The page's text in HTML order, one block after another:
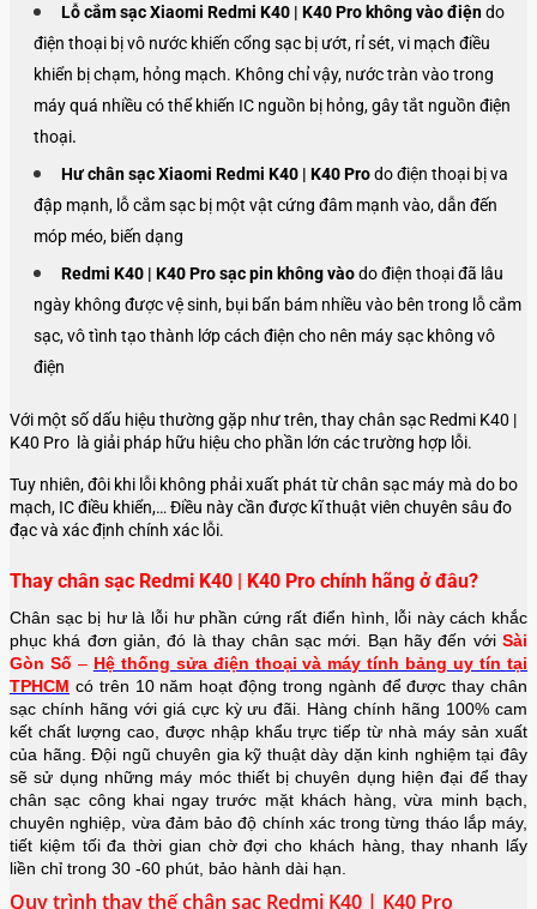
Lỗ cắm sạc Xiaomi Redmi K40 | K40 Pro không vào điệndo
điện thoại bị vô nước khiến cổng sạc bị ướt, rỉ sét, vi mạch điều
khiển bị chạm, hỏng mạch. Không chỉ vậy, nước tràn vào trong
máy quá nhiều có thể khiến IC nguồn bị hỏng, gây tắt nguồn điện
thoại.
Hư chân sạc Xiaomi Redmi K40 | K40 Prodo điện thoại bị va
đập mạnh, lỗ cắm sạc bị một vật cứng đâm mạnh vào, dẫn đến
móp méo, biến dạng
Redmi K40 | K40 Prosạc pin không vàodo điện thoại đã lâu
ngày không được vệ sinh, bụi bẩn bám nhiều vào bên trong lỗ cắm
sạc, vô tình tạo thành lớp cách điện cho nên máy sạc không vô
điện
Với một số dấu hiệu thường gặp như trên, thay chân sạc Redmi K40 |
K40 Pro là giải pháp hữu hiệu cho phần lớn các trường hợp lỗi.
Tuy nhiên, đôi khi lỗi không phải xuất phát từ chân sạc máy mà do bo
mạch, IC điều khiển,… Điều này cần được kĩ thuật viên chuyên sâu đo
đạc và xác định chính xác lỗi.
Thay chân sạc Redmi K40 | K40 Pro chính hãng ở đâu?
Chân sạc bị hư là lỗi hư phần cứng rất điển hình, lỗi này cách khắc
phục khá đơn giản, đó là thay chân sạc mới. Bạn hãy đến với Sài
Gòn Số – Hệ thống sửa điện thoại và máy tính bảng uy tín tại
TPHCM có trên 10 năm hoạt động trong ngành để được thay chân
sạc chính hãng với giá cực kỳ ưu đãi. Hàng chính hãng 100% cam
kết chất lượng cao, được nhập khẩu trực tiếp từ nhà máy sản xuất
của hãng. Đội ngũ chuyên gia kỹ thuật dày dặn kinh nghiệm tại đây
sẽ sử dụng những máy móc thiết bị chuyên dụng hiện đại để thay
chân sạc công khai ngay trước mặt khách hàng, vừa minh bạch,
chuyên nghiệp, vừa đảm bảo độ chính xác trong từng tháo lắp máy,
tiết kiệm tối đa thời gian chờ đợi cho khách hàng, thay nhanh lấy
liền chỉ trong 30 -60 phút, bảo hành dài hạn.
Quy trình thay thế chân sạc Redmi K40 | K40 Pro